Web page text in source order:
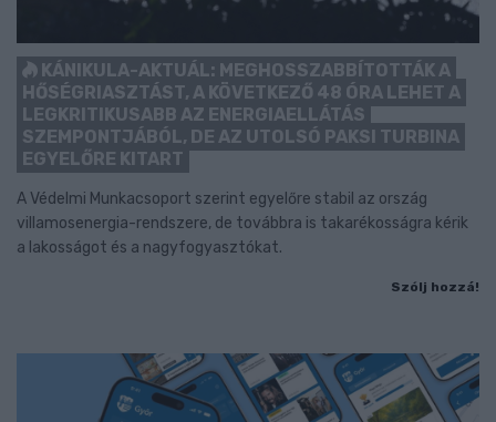
KÁNIKULA-AKTUÁL: MEGHOSSZABBÍTOTTÁK A
HŐSÉGRIASZTÁST, A KÖVETKEZŐ 48 ÓRA LEHET A
LEGKRITIKUSABB AZ ENERGIAELLÁTÁS
SZEMPONTJÁBÓL, DE AZ UTOLSÓ PAKSI TURBINA
EGYELŐRE KITART
A Védelmi Munkacsoport szerint egyelőre stabil az ország
villamosenergia-rendszere, de továbbra is takarékosságra kérik
a lakosságot és a nagyfogyasztókat.
Szólj hozzá!